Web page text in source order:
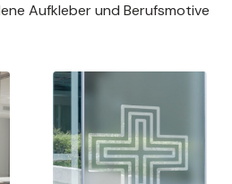
Aufkleber und Berufsmotive